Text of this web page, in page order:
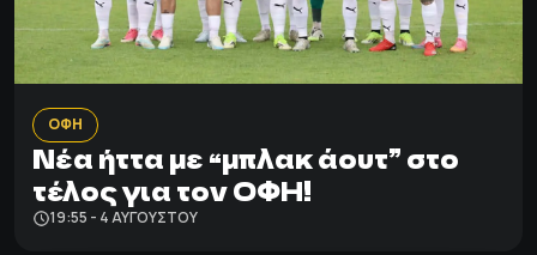
ΟΦΗ
Νέα ήττα με “μπλακ άουτ” στο
τέλος για τον ΟΦΗ!
19:55 - 4 ΑΥΓΟΎΣΤΟΥ